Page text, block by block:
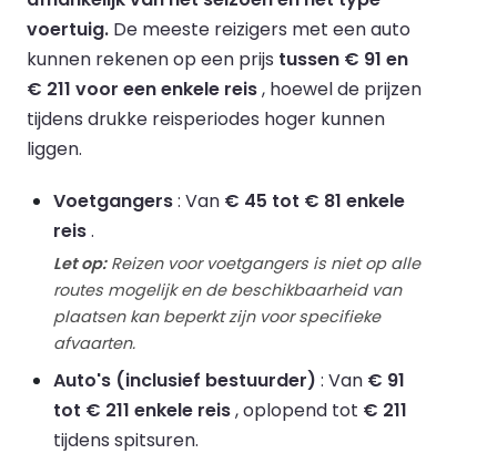
voertuig. De meeste reizigers met een auto
kunnen rekenen op een prijs tussen € 91 en
€ 211 voor een enkele reis, hoewel de prijzen
tijdens drukke reisperiodes hoger kunnen
liggen.
Voetgangers: Van € 45 tot € 81 enkele
reis.
Let op:Reizen voor voetgangers is niet op alle
routes mogelijk en de beschikbaarheid van
plaatsen kan beperkt zijn voor specifieke
afvaarten.
Auto's (inclusief bestuurder) : Van € 91
tot € 211 enkele reis, oplopend tot € 211
tijdens spitsuren.